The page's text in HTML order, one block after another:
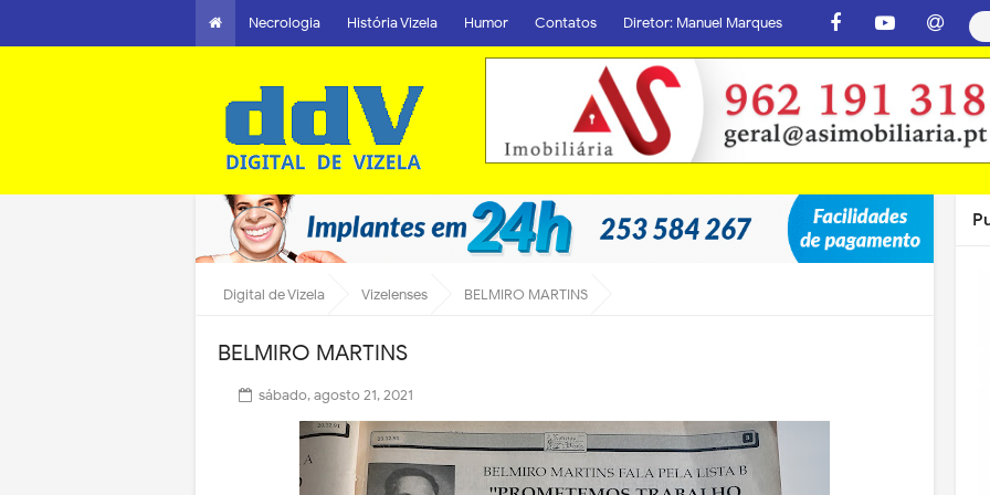
Necrologia História Vizela Humor Contatos Diretor: Manuel Marques
Digital de Vizela Vizelenses BELMIRO MARTINS
BELMIRO MARTINS
sábado, agosto 21, 2021